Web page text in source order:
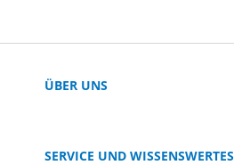
ÜBER UNS
SERVICE UND WISSENSWERTES